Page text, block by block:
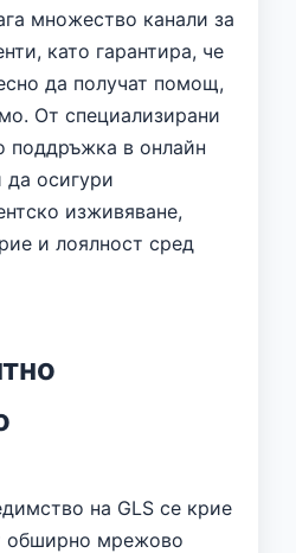
множество канали за
като гарантира, че
да получат помощ,
От специализирани
в онлайн
да осигури
изживяване,
и лоялност сред
на GLS се крие
обширно мрежово